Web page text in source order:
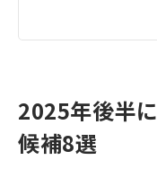
2025年後半
候補8選